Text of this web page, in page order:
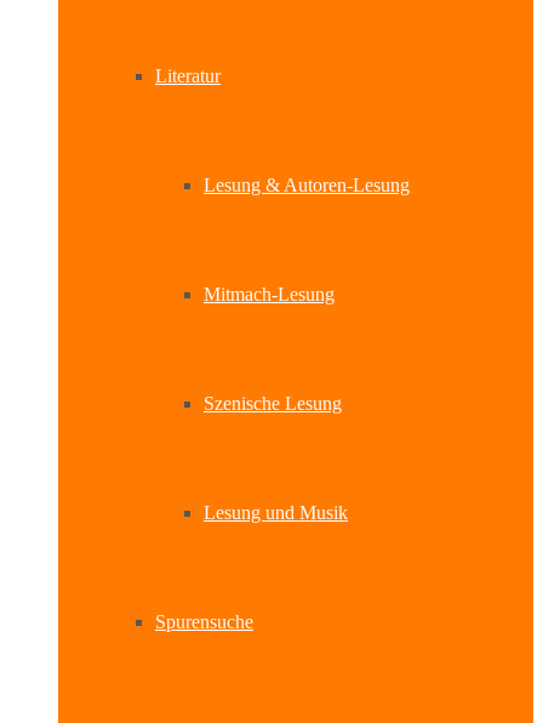
Literatur
Lesung & Autoren-Lesung
Mitmach-Lesung
Szenische Lesung
Lesung und Musik
Spurensuche